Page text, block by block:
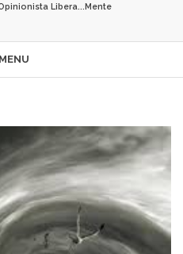
Libera...Mente
MENU